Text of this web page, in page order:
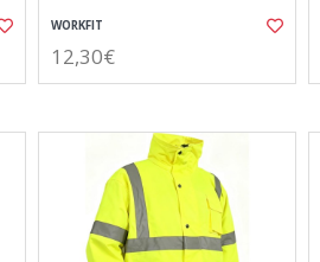
WORKFIT
12,30€